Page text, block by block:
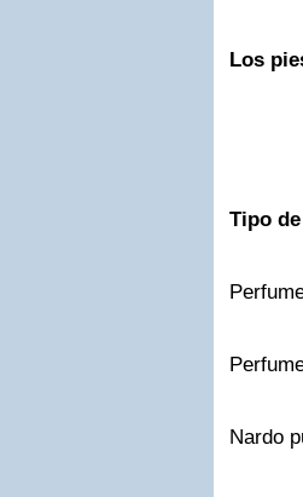
Los
Tipo
Nardo